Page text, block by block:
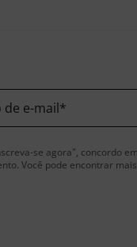
de e-mail*
se agora", concordo
Você pode encontrar